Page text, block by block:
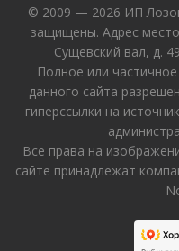
© 2009 — 2026 ИП
защищены. Адрес
Сущевский вал, д.
Полное или
данного сайта
гиперссылки на
Все права на
сайте принадлежат